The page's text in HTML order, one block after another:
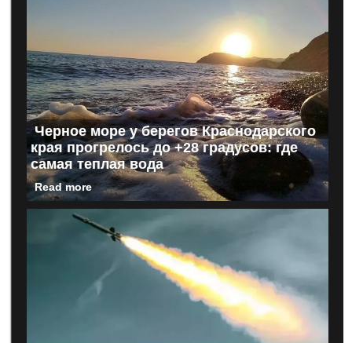
Черное море у берегов Краснодарского
края прогрелось до +28 градусов: где
самая теплая вода
Read more